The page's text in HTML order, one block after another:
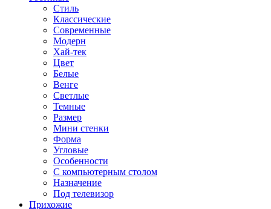
Стиль
Классические
Современные
Модерн
Хай-тек
Цвет
Белые
Венге
Светлые
Темные
Размер
Мини стенки
Форма
Угловые
Особенности
С компьютерным столом
Назначение
Под телевизор
Прихожие